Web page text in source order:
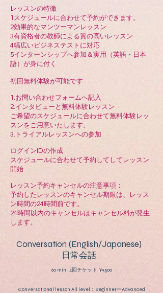
レッスンの特徴
1スケジュールに合わせて予約ができます。
2効果的なマンツーマンレッスン
3有資格者の教師による質の高いレッスン
4幅広いビジネステストに対応
5インターンシップへ参加＆実用（英語・日本
語）が身に付く
初回無料体験が可能です
1.お問い合わせフォームへ記入
2.インタビューと無料体験レッスン
ご希望のスケジュールに合わせて無料体験レッ
スンをご用意いたします。
3.トライアルレッスンへの参加
ログインIDの作成
スケジュールに合わせて予約してしてレッスン
開始
レッスン予約キャンセルの注意事項：
予約したレッスンのキャンセル期限は、レッス
ン時間の24時間前です。
24時間以内のキャンセルはキャンセル料が発生
します。
Conversation (English/Japanese)
日常会話
60 min 4回チケット ¥9,500
Conversational lesson All level：BeginnerーAdvanced